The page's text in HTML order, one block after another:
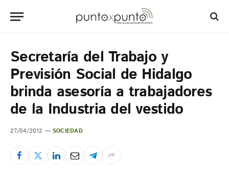
Secretaría del Trabajo y
Previsión Social de Hidalgo
brinda asesoría a trabajadores
de la Industria del vestido
27/04/2012 SOCIEDAD